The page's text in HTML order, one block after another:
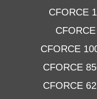
CFORCE
CFORCE
CFORCE
CFORCE